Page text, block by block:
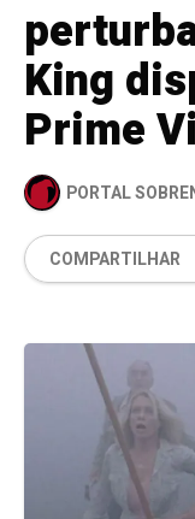
King
Prime
PORTAL
COMPARTILHAR